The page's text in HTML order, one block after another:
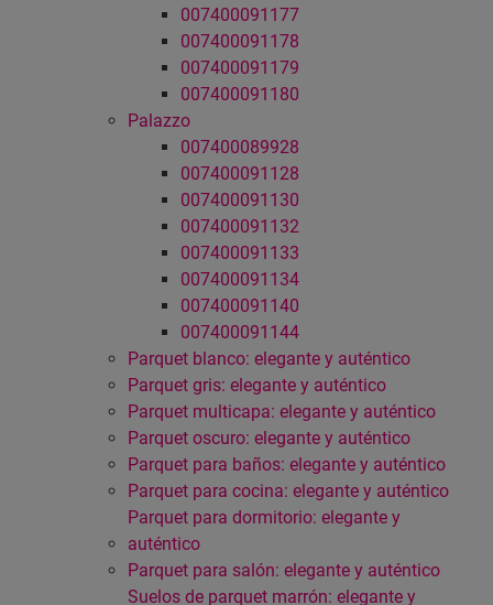
007400091177
007400091178
007400091179
007400091180
Palazzo
007400089928
007400091128
007400091130
007400091132
007400091133
007400091134
007400091140
007400091144
Parquet blanco: elegante y auténtico
Parquet gris: elegante y auténtico
Parquet multicapa: elegante y auténtico
Parquet oscuro: elegante y auténtico
Parquet para baños: elegante y auténtico
Parquet para cocina: elegante y auténtico
Parquet para dormitorio: elegante y
auténtico
Parquet para salón: elegante y auténtico
Suelos de parquet marrón: elegante y